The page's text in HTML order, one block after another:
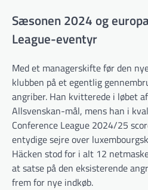
Sæsonen 2024 og
League-eventyr
Med et managerskifte før den
klubben på et egentlig
angriber. Han kvitterede i løbet
Allsvenskan-mål, mens han i
Conference League 2024/25
entydige sejre over
Häcken stod for i alt 12
at satse på den eksisterende
frem for nye indkøb.